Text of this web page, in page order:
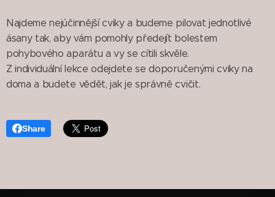
Najdeme nejúčinnější cviky a budeme pilovat jednotlivé
ásany tak, aby vám pomohly předejít bolestem
pohybového aparátu a vy se cítili skvěle.
Z individuální lekce odejdete se doporučenými cviky na
doma a budete vědět, jak je správně cvičit.
Share